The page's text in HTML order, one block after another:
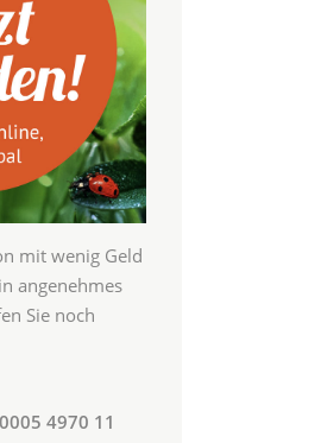
mit wenig Geld
angenehmes
Sie noch
4970 11